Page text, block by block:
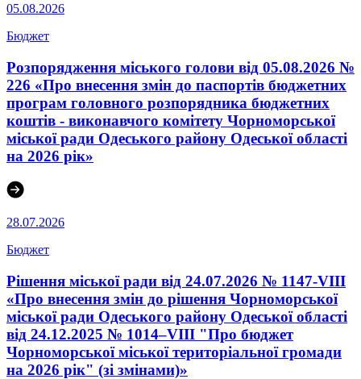
05.08.2026
Бюджет
Розпорядження міського голови від 05.08.2026 №
226 «Про внесення змін до паспортів бюджетних
програм головного розпорядника бюджетних
коштів - виконавчого комітету Чорноморської
міської ради Одеського району Одеської області
на 2026 рік»
28.07.2026
Бюджет
Рішення міської ради від 24.07.2026 № 1147-VIII
«Про внесення змін до рішення Чорноморської
міської ради Одеського району Одеської області
від 24.12.2025 № 1014–VІII "Про бюджет
Чорноморської міської територіальної громади
на 2026 рік" (зі змінами)»